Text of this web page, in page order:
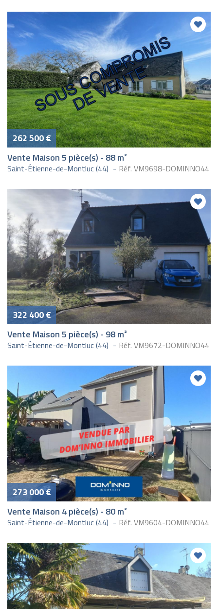
262 500 €
Vente Maison 5 pièce(s) - 88 m²
Saint-Étienne-de-Montluc (44) Réf. VM9698-DOMINNO44
322 400 €
Vente Maison 5 pièce(s) - 98 m²
Saint-Étienne-de-Montluc (44) Réf. VM9672-DOMINNO44
273 000 €
Vente Maison 4 pièce(s) - 80 m²
Saint-Étienne-de-Montluc (44) Réf. VM9604-DOMINNO44